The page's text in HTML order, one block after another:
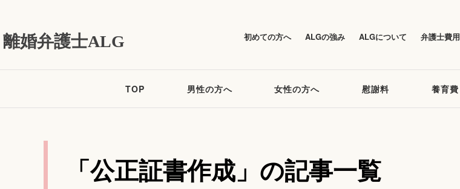
離婚弁護士ALG 初めての方へ ALGの強み ALGについて 弁護士費用
TOP 男性の方へ 女性の方へ 慰謝料 養育費
「公正証書作成」の記事一覧